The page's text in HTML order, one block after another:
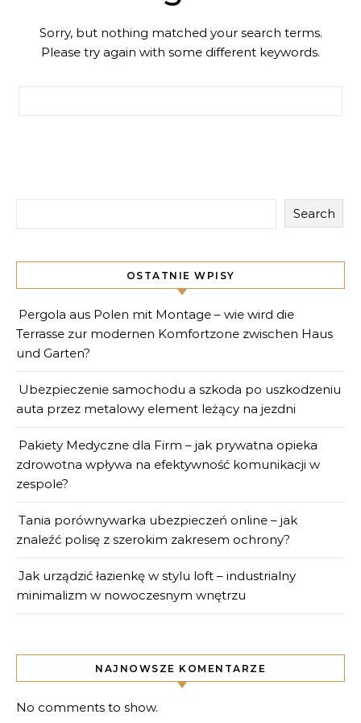
Sorry, but nothing matched your search terms.
Please try again with some different keywords.
Search
OSTATNIE WPISY
Pergola aus Polen mit Montage – wie wird die
Terrasse zur modernen Komfortzone zwischen Haus
und Garten?
Ubezpieczenie samochodu a szkoda po uszkodzeniu
auta przez metalowy element leżący na jezdni
Pakiety Medyczne dla Firm – jak prywatna opieka
zdrowotna wpływa na efektywność komunikacji w
zespole?
Tania porównywarka ubezpieczeń online – jak
znaleźć polisę z szerokim zakresem ochrony?
Jak urządzić łazienkę w stylu loft – industrialny
minimalizm w nowoczesnym wnętrzu
NAJNOWSZE KOMENTARZE
No comments to show.